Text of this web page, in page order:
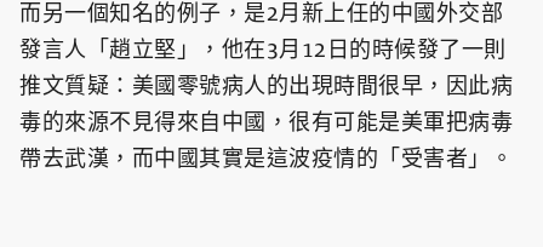
而另一個知名的例子，是2月新上任的中國外交部
發言人「趙立堅」，他在3月12日的時候發了一則
推文質疑：美國零號病人的出現時間很早，因此病
毒的來源不見得來自中國，很有可能是美軍把病毒
帶去武漢，而中國其實是這波疫情的「受害者」。